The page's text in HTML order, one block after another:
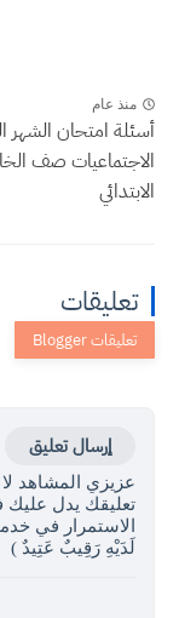
منذ عام
أسئلة امتحان الشهر
الاجتماعيات صف
الابتدائي
تعليقات
إرسال تعليق
عزيزي المشاهد
تعليقك يدل عليك
الاستمرار في
لَدَيْهِ رَقِيبٌ عَتِيدٌ )